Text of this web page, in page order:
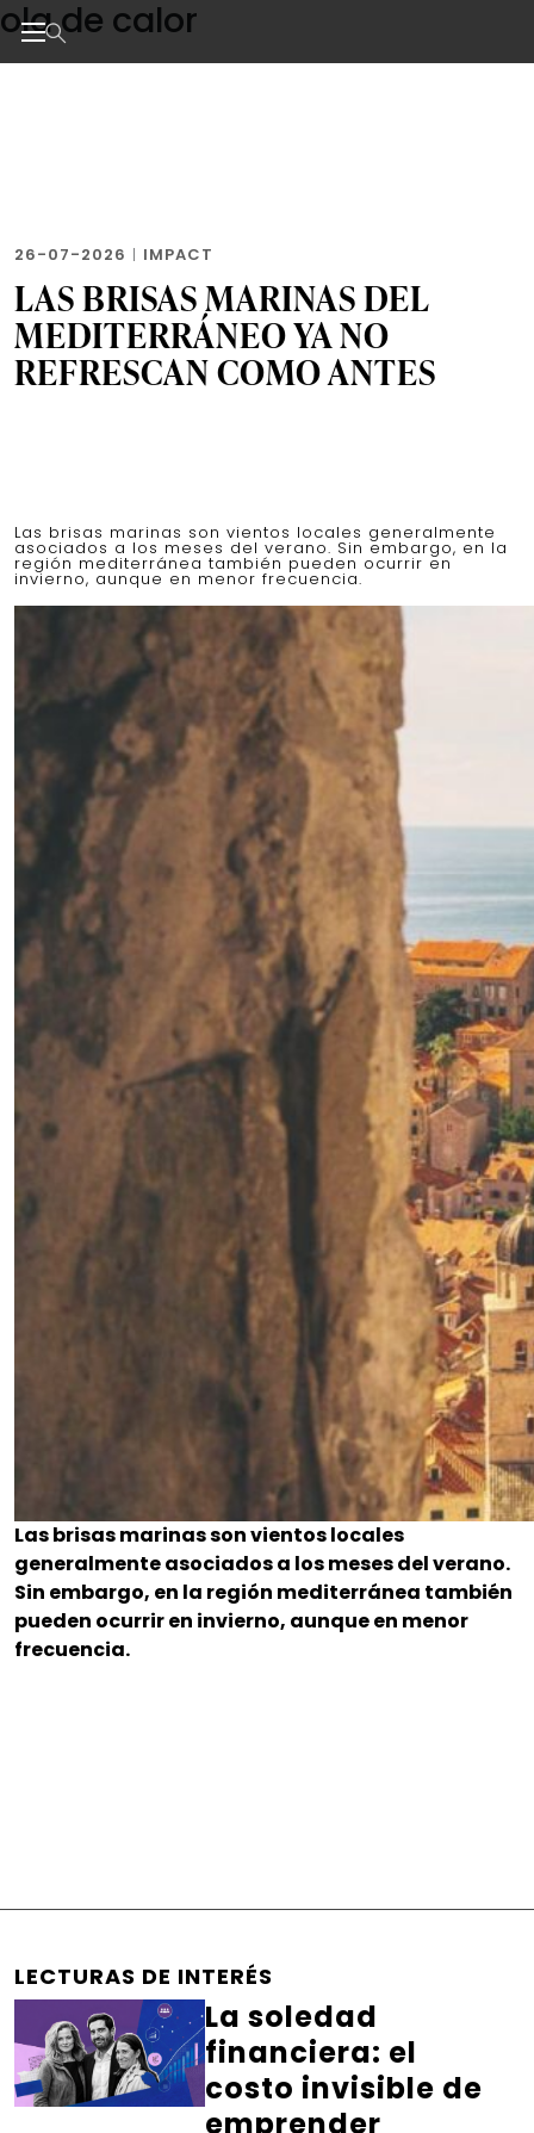
Skip
to
the
ola de calor
26-07-2026 | IMPACT
LAS BRISAS MARINAS DEL
MEDITERRÁNEO YA NO
REFRESCAN COMO ANTES
Las brisas marinas son vientos locales generalmente
asociados a los meses del verano. Sin embargo, en la
región mediterránea también pueden ocurrir en
invierno, aunque en menor frecuencia.
Las brisas marinas son vientos locales
generalmente asociados a los meses del verano.
Sin embargo, en la región mediterránea también
pueden ocurrir en invierno, aunque en menor
frecuencia.
LECTURAS DE INTERÉS
La soledad
financiera: el
costo invisible de
emprender